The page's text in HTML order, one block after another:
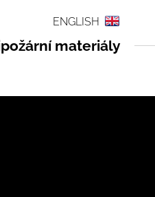
materiály
ENGLISH